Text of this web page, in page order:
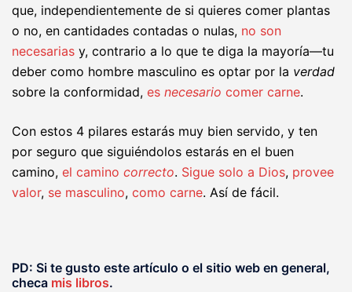
que, independientemente de si quieres comer plantas
o no, en cantidades contadas o nulas, no son
necesarias y, contrario a lo que te diga la mayoría—tu
deber como hombre masculino es optar por la verdad
sobre la conformidad, es necesario comer carne.
Con estos 4 pilares estarás muy bien servido, y ten
por seguro que siguiéndolos estarás en el buen
camino, el camino correcto. Sigue solo a Dios, provee
valor, se masculino, como carne. Así de fácil.
PD: Si te gusto este artículo o el sitio web en general,
checa mis libros.